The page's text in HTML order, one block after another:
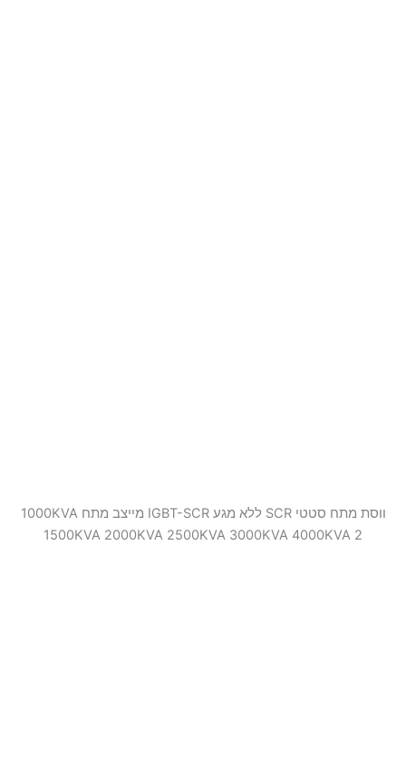
ווסת מתח סטטי SCR ללא מגע IGBT-SCR מייצב מתח 1000KVA
1500KVA 2000KVA 2500KVA 3000KVA 4000KVA 2